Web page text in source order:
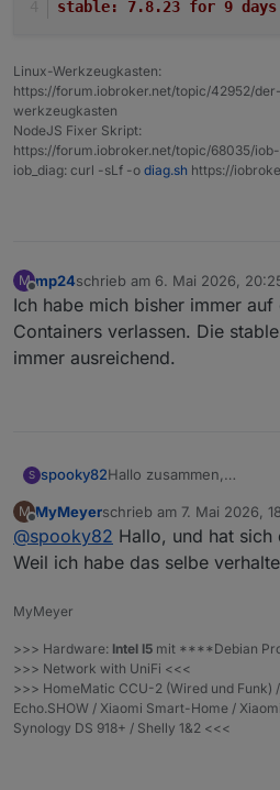
stable:	7.8.23 for 9 days
Linux-Werkzeugkasten:
https://forum.iobroker.net/topic/42952/
werkzeugkasten
NodeJS Fixer Skript:
https://forum.iobroker.net/topic/68035/
iob_diag: curl -sLf -o diag.sh https://
M
Offline
mp24schrieb am 6. Mai 2026,
zuletzt editiert von
Ich habe mich bisher immer
Containers verlassen. Die
immer ausreichend.
S spooky82Hallo zusammen,
zurecht, denn meine
Was mache ich falsch?
M
Offline
MyMeyerschrieb am 7. Mai 2026,
zuletzt editiert von
@spooky82 Hallo, und hat sich
Weil ich habe das selbe
MyMeyer
>>> Hardware: Intel I5 mit ****Debian
>>> Network with UniFi <<<
>>> HomeMatic CCU-2 (Wired und Funk)
Echo.SHOW / Xiaomi Smart-Home /
Synology DS 918+ / Shelly 1&2 <<<